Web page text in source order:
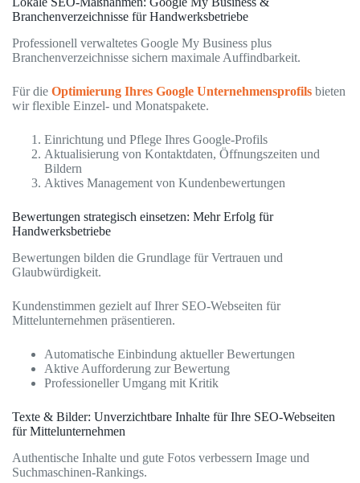
Branchenverzeichnisse für Handwerksbetriebe
Professionell verwaltetes Google My Business plus
Branchenverzeichnisse sichern maximale Auffindbarkeit.
Für die Optimierung Ihres Google Unternehmensprofils bieten
wir flexible Einzel- und Monatspakete.
Einrichtung und Pflege Ihres Google-Profils
Aktualisierung von Kontaktdaten, Öffnungszeiten und
Bildern
Aktives Management von Kundenbewertungen
Bewertungen strategisch einsetzen: Mehr Erfolg für
Handwerksbetriebe
Bewertungen bilden die Grundlage für Vertrauen und
Glaubwürdigkeit.
Kundenstimmen gezielt auf Ihrer SEO-Webseiten für
Mittelunternehmen präsentieren.
Automatische Einbindung aktueller Bewertungen
Aktive Aufforderung zur Bewertung
Professioneller Umgang mit Kritik
Texte & Bilder: Unverzichtbare Inhalte für Ihre SEO-Webseiten
für Mittelunternehmen
Authentische Inhalte und gute Fotos verbessern Image und
Suchmaschinen-Rankings.